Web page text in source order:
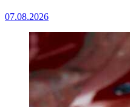
07.08.2026